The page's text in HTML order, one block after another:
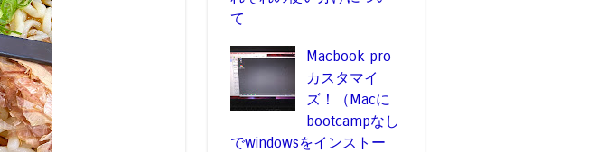
て
Macbook pro
カスタマイ
ズ！（Macに
bootcampなし
でwindowsをインストー